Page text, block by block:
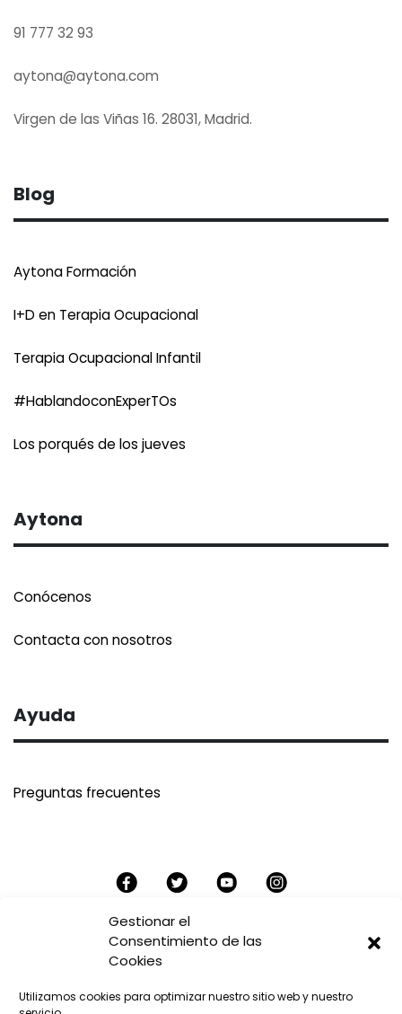
Gestionar el
Consentimiento de las
Cookies
Utilizamos cookies para optimizar nuestro sitio web y nuestro
91 777 32 93
aytona@aytona.com
Virgen de las Viñas 16. 28031, Madrid.
Blog
Aytona Formación
I+D en Terapia Ocupacional
Terapia Ocupacional Infantil
#HablandoconExperTOs
Los porqués de los jueves
Aytona
Conócenos
Contacta con nosotros
Ayuda
Preguntas frecuentes
Uso de cookies